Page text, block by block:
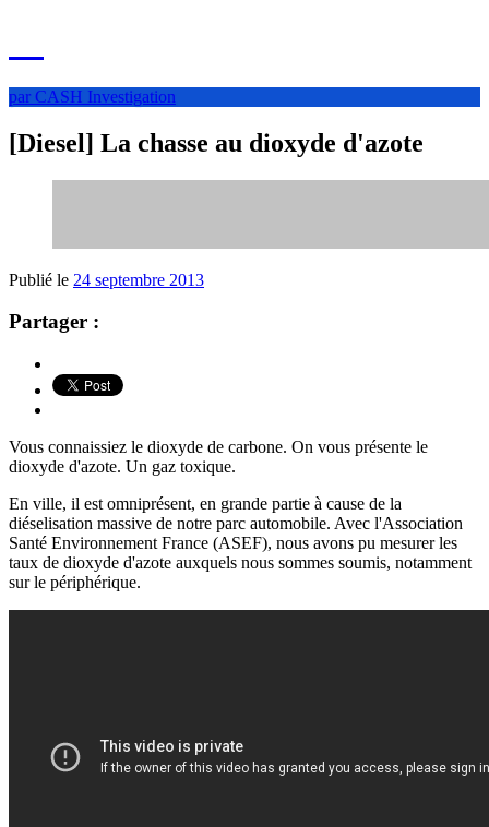
par CASH Investigation
[Diesel] La chasse au dioxyde d'azote
Publié le 24 septembre 2013
Partager :
Vous connaissiez le dioxyde de carbone. On vous présente le
dioxyde d'azote. Un gaz toxique.
En ville, il est omniprésent, en grande partie à cause de la
diéselisation massive de notre parc automobile. Avec l'Association
Santé Environnement France (ASEF), nous avons pu mesurer les
taux de dioxyde d'azote auxquels nous sommes soumis, notamment
sur le périphérique.